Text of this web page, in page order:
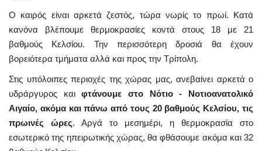
Ο καιρός είναι αρκετά ζεστός, τώρα νωρίς το πρωί. Κατά
κανόνα βλέπουμε θερμοκρασίες κοντά στους 18 με 21
βαθμούς Κελσίου. Την περισσότερη δροσιά θα έχουν
βορειότερα τμήματα αλλά και προς την Τρίπολη.
Στις υπόλοιπες περιοχές της χώρας μας, ανεβαίνει αρκετά ο
υδράργυρος καιφτάνουμε στο Νότιο - Νοτιοανατολικό
Αιγαίο, ακόμα και πάνω από τους 20 βαθμούς Κελσίου, τις
πρωινές ώρες. Αργά το μεσημέρι, η θερμοκρασία στο
εσωτερικό της ηπειρωτικής χώρας, θα φθάσουμε ακόμα και 32